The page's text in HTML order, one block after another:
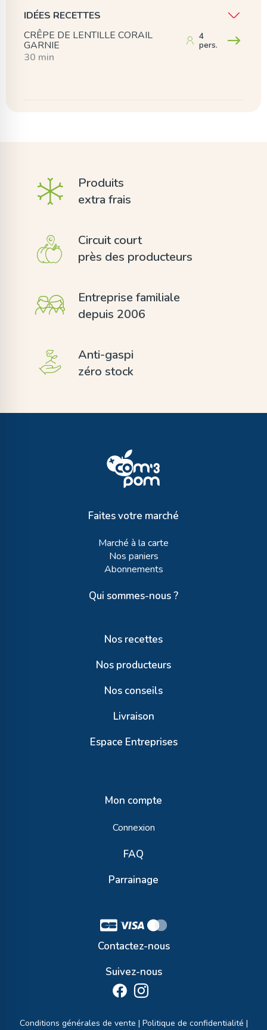
IDÉES RECETTES
CRÊPE DE LENTILLE CORAIL
GARNIE
4
pers.
30 min
Produits
extra frais
Circuit court
près des producteurs
Entreprise familiale
depuis 2006
Anti-gaspi
zéro stock
Faites votre marché
Marché à la carte
Nos paniers
Abonnements
Qui sommes-nous ?
Nos recettes
Nos producteurs
Nos conseils
Livraison
Espace Entreprises
Mon compte
Connexion
FAQ
Parrainage
Contactez-nous
Suivez-nous
Conditions générales de vente | Politique de confidentialité |